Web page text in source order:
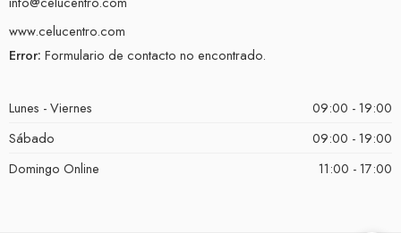
www.celucentro.com
Error: Formulario de contacto no encontrado.
Lunes - Viernes
09:00 - 19:00
Sábado
09:00 - 19:00
Domingo Online
11:00 - 17:00